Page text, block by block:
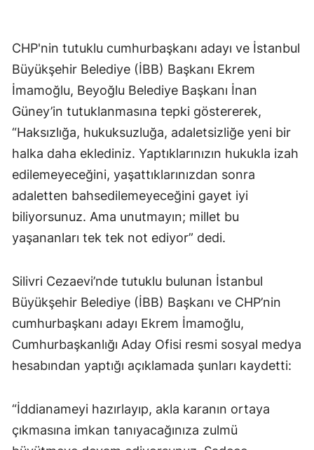
CHP'nin tutuklu cumhurbaşkanı adayı ve İstanbul
Büyükşehir Belediye (İBB) Başkanı Ekrem
İmamoğlu, Beyoğlu Belediye Başkanı İnan
Güney’in tutuklanmasına tepki göstererek,
“Haksızlığa, hukuksuzluğa, adaletsizliğe yeni bir
halka daha eklediniz. Yaptıklarınızın hukukla izah
edilemeyeceğini, yaşattıklarınızdan sonra
adaletten bahsedilemeyeceğini gayet iyi
biliyorsunuz. Ama unutmayın; millet bu
yaşananları tek tek not ediyor” dedi.
Silivri Cezaevi’nde tutuklu bulunan İstanbul
Büyükşehir Belediye (İBB) Başkanı ve CHP’nin
cumhurbaşkanı adayı Ekrem İmamoğlu,
Cumhurbaşkanlığı Aday Ofisi resmi sosyal medya
hesabından yaptığı açıklamada şunları kaydetti:
“İddianameyi hazırlayıp, akla karanın ortaya
çıkmasına imkan tanıyacağınıza zulmü